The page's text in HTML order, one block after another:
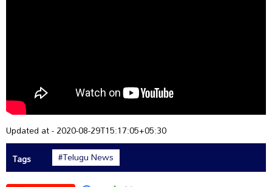
Updated at - 2020-08-29T15:17:05+05:30
Tags
#Telugu News